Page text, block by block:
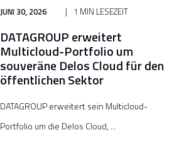
JUNI 30, 2026 1 MIN LESEZEIT
DATAGROUP erweitert
Multicloud-Portfolio um
souveräne Delos Cloud für den
öffentlichen Sektor
DATAGROUP erweitert sein Multicloud-
Portfolio um die Delos Cloud, ...